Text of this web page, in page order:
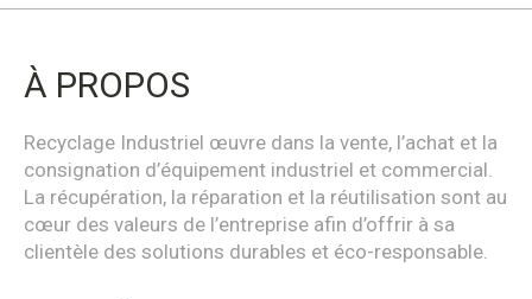
À PROPOS
Recyclage Industriel œuvre dans la vente, l’achat et la
consignation d’équipement industriel et commercial.
La récupération, la réparation et la réutilisation sont au
cœur des valeurs de l’entreprise afin d’offrir à sa
clientèle des solutions durables et éco-responsable.